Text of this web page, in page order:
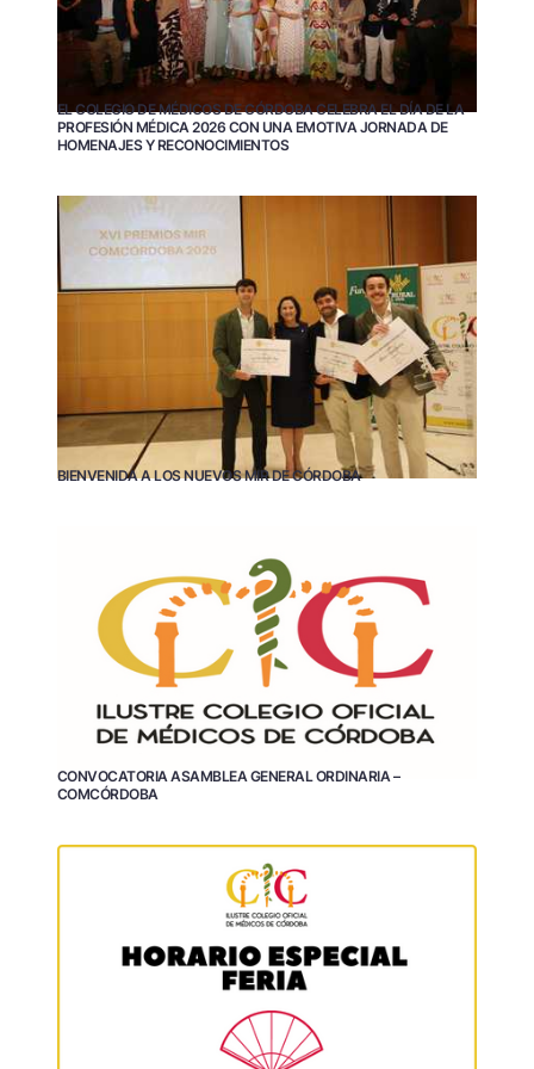
EL COLEGIO DE MÉDICOS DE CÓRDOBA CELEBRA EL DÍA DE LA
PROFESIÓN MÉDICA 2026 CON UNA EMOTIVA JORNADA DE
HOMENAJES Y RECONOCIMIENTOS
BIENVENIDA A LOS NUEVOS MIR DE CÓRDOBA
CONVOCATORIA ASAMBLEA GENERAL ORDINARIA –
COMCÓRDOBA